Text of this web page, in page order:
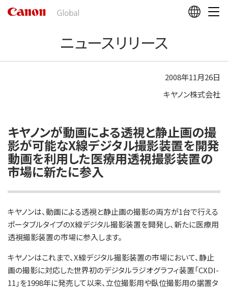
の
ニュースリリース
2008年11月26日
キヤノン株式会社
キヤノンが動画による透視と静止画の撮
影が可能なX線デジタル撮影装置を開発
動画を利用した医療用透視撮影装置の
市場に新たに参入
キヤノンは、動画による透視と静止画の撮影の両方が1台で行える
ポータブルタイプのX線デジタル撮影装置を開発し、新たに医療用
透視撮影装置の市場に参入します。
キヤノンはこれまで、X線デジタル撮影装置の市場において、静止
画の撮影に対応した世界初のデジタルラジオグラフィ装置「CXDI-
11」を1998年に発売して以来、立位撮影用や臥位撮影用の据置タ